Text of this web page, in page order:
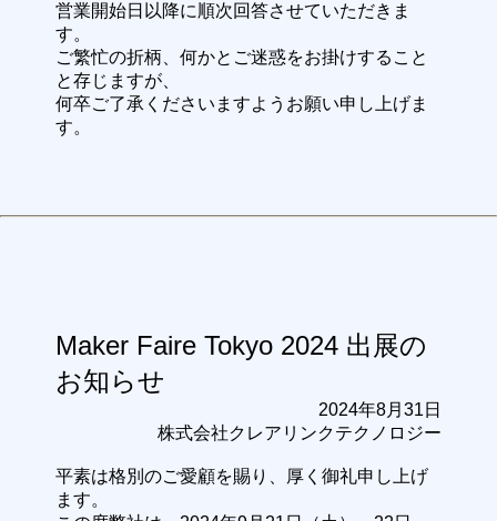
営業開始日以降に順次回答させていただきま
す。
ご繁忙の折柄、何かとご迷惑をお掛けすること
と存じますが、
何卒ご了承くださいますようお願い申し上げま
す。
Maker Faire Tokyo 2024 出展の
お知らせ
2024年8月31日
株式会社クレアリンクテクノロジー
平素は格別のご愛顧を賜り、厚く御礼申し上げ
ます。